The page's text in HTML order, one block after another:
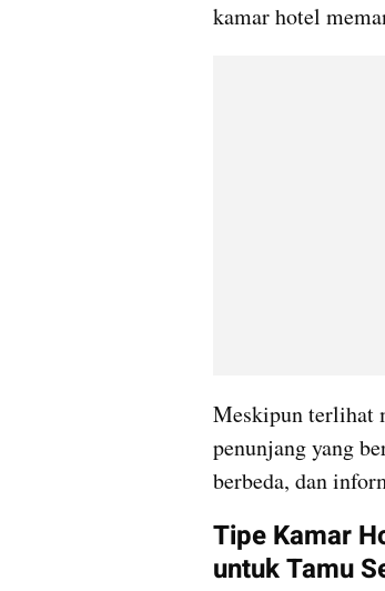
kamar hotel
Meskipun terlihat
penunjang yang
berbeda, dan
Tipe Kamar
untuk Tamu